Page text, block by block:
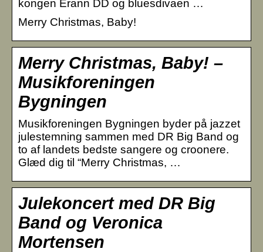
kongen Erann DD og bluesdivaen …
Merry Christmas, Baby!
Merry Christmas, Baby! –
Musikforeningen
Bygningen
Musikforeningen Bygningen byder på jazzet
julestemning sammen med DR Big Band og
to af landets bedste sangere og croonere.
Glæd dig til “Merry Christmas, …
Julekoncert med DR Big
Band og Veronica
Mortensen